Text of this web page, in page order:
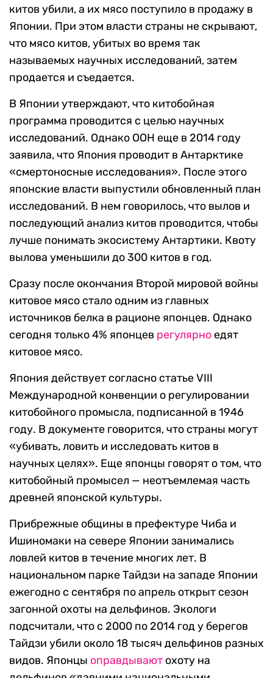
китов убили, а их мясо поступило в продажу в
Японии. При этом власти страны не скрывают,
что мясо китов, убитых во время так
называемых научных исследований, затем
продается и съедается.
В Японии утверждают, что китобойная
программа проводится с целью научных
исследований. Однако ООН еще в 2014 году
заявила, что Япония проводит в Антарктике
«смертоносные исследования». После этого
японские власти выпустили обновленный план
исследований. В нем говорилось, что вылов и
последующий анализ китов проводится, чтобы
лучше понимать экосистему Антартики. Квоту
вылова уменьшили до 300 китов в год.
Сразу после окончания Второй мировой войны
китовое мясо стало одним из главных
источников белка в рационе японцев. Однако
сегодня только 4% японцев регулярноедят
китовое мясо.
Япония действует согласно статье VIII
Международной конвенции о регулировании
китобойного промысла, подписанной в 1946
году. В документе говорится, что страны могут
«убивать, ловить и исследовать китов в
научных целях». Еще японцы говорят о том, что
китобойный промысел — неотъемлемая часть
древней японской культуры.
Прибрежные общины в префектуре Чиба и
Ишиномаки на севере Японии занимались
ловлей китов в течение многих лет. В
национальном парке Тайдзи на западе Японии
ежегодно с сентября по апрель открыт сезон
загонной охоты на дельфинов. Экологи
подсчитали, что с 2000 по 2014 год у берегов
Тайдзи убили около 18 тысяч дельфинов разных
видов. Японцы оправдывают охоту на